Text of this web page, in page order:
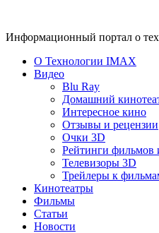
Информационный портал о
О Технологии IMAX
Видео
Blu Ray
Домашний
Интересное кино
Отзывы и рецензии
Очки 3D
Рейтинги фильмов
Телевизоры 3D
Трейлеры к
Кинотеатры
Фильмы
Статьи
Новости